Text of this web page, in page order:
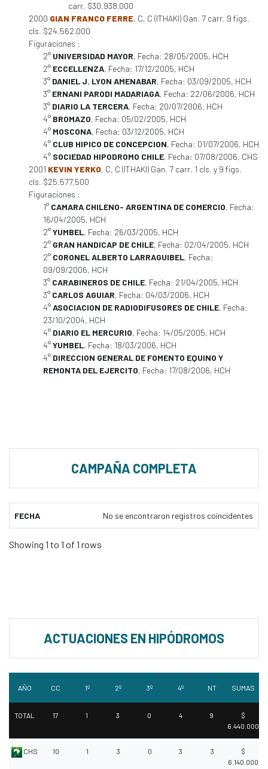
carr. $30.938.000
2000 GIAN FRANCO FERRE, C, C (ITHAKI) Gan. 7 carr. 9 figs.
cls. $24.562.000
Figuraciones :
2° UNIVERSIDAD MAYOR, Fecha: 28/05/2005, HCH
2° ECCELLENZA, Fecha: 17/12/2005, HCH
3° DANIEL J. LYON AMENABAR, Fecha: 03/09/2005, HCH
3° ERNANI PARODI MADARIAGA, Fecha: 22/06/2006, HCH
3° DIARIO LA TERCERA, Fecha: 20/07/2006, HCH
4° BROMAZO, Fecha: 05/02/2005, HCH
4° MOSCONA, Fecha: 03/12/2005, HCH
4° CLUB HIPICO DE CONCEPCION, Fecha: 01/07/2006, HCH
4° SOCIEDAD HIPODROMO CHILE, Fecha: 07/08/2006, CHS
2001 KEVIN YERKO, C, C (ITHAKI) Gan. 7 carr. 1 cls. y 9 figs.
cls. $25.577.500
Figuraciones :
1° CAMARA CHILENO- ARGENTINA DE COMERCIO, Fecha:
16/04/2005, HCH
2°YUMBEL, Fecha: 26/03/2005, HCH
2° GRAN HANDICAP DE CHILE, Fecha: 02/04/2005, HCH
2° CORONEL ALBERTO LARRAGUIBEL, Fecha:
09/09/2006, HCH
3° CARABINEROS DE CHILE, Fecha: 21/04/2005, HCH
3° CARLOS AGUIAR, Fecha: 04/03/2006, HCH
4°ASOCIACION DE RADIODIFUSORES DE CHILE, Fecha:
23/10/2004, HCH
4° DIARIO EL MERCURIO, Fecha: 14/05/2005, HCH
4°YUMBEL, Fecha: 18/03/2006, HCH
4° DIRECCION GENERAL DE FOMENTO EQUINO Y
REMONTA DEL EJERCITO, Fecha: 17/08/2006, HCH
CAMPAÑA COMPLETA
FECHA No se encontraron registros coincidentes
Showing 1 to 1 of 1 rows
ACTUACIONES EN HIPÓDROMOS
AÑO CC 1º 2º 3º 4º NT SUMAS
TOTAL 17 1 3 0 4 9
$
6.440.000
CHS 10 1 3 0 3 3
$
6.140.000